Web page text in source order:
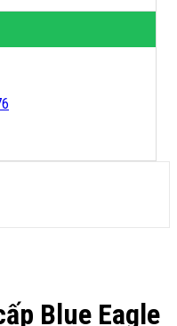
Blue Eagle